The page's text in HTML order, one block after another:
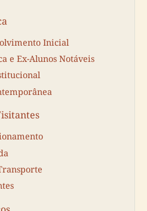
Inicial
e Ex-Alunos Notáveis